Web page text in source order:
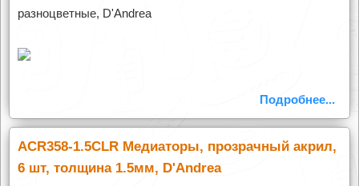
разноцветные, D'Andrea
Подробнее...
ACR358-1.5CLR Медиаторы, прозрачный акрил,
6 шт, толщина 1.5мм, D'Andrea